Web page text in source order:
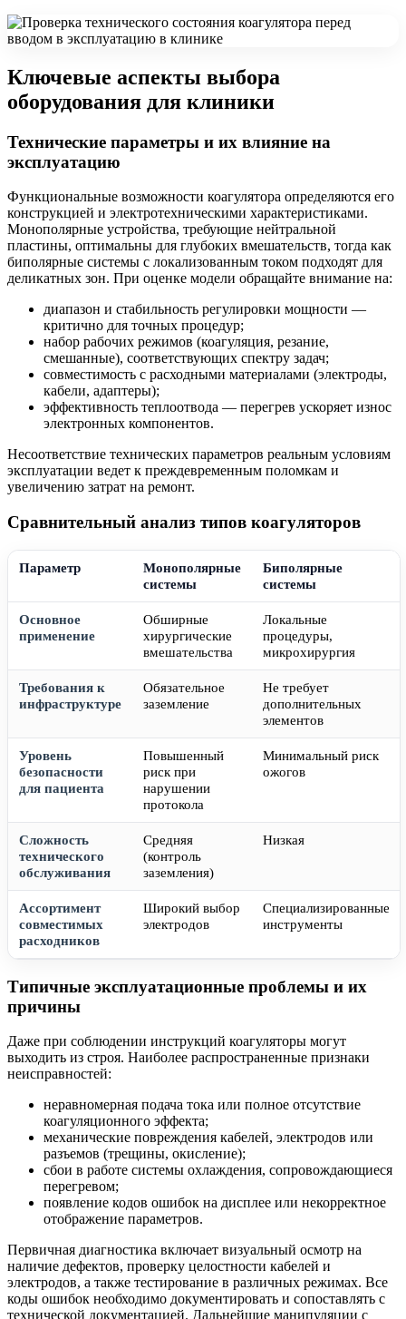
Ключевые аспекты выбора
оборудования для клиники
Технические параметры и их влияние на
эксплуатацию
Функциональные возможности коагулятора определяются его
конструкцией и электротехническими характеристиками.
Монополярные устройства, требующие нейтральной
пластины, оптимальны для глубоких вмешательств, тогда как
биполярные системы с локализованным током подходят для
деликатных зон. При оценке модели обращайте внимание на:
диапазон и стабильность регулировки мощности —
критично для точных процедур;
набор рабочих режимов (коагуляция, резание,
смешанные), соответствующих спектру задач;
совместимость с расходными материалами (электроды,
кабели, адаптеры);
эффективность теплоотвода — перегрев ускоряет износ
электронных компонентов.
Несоответствие технических параметров реальным условиям
эксплуатации ведет к преждевременным поломкам и
увеличению затрат на ремонт.
Сравнительный анализ типов коагуляторов
Параметр
Монополярные
системы
Биполярные
системы
Основное
применение
Обширные
хирургические
вмешательства
Локальные
процедуры,
микрохирургия
Требования к
инфраструктуре
Обязательное
заземление
Не требует
дополнительных
элементов
Уровень
безопасности
для пациента
Повышенный
риск при
нарушении
протокола
Минимальный риск
ожогов
Сложность
технического
обслуживания
Средняя
(контроль
заземления)
Низкая
Ассортимент
совместимых
расходников
Широкий выбор
электродов
Специализированные
инструменты
Типичные эксплуатационные проблемы и их
причины
Даже при соблюдении инструкций коагуляторы могут
выходить из строя. Наиболее распространенные признаки
неисправностей:
неравномерная подача тока или полное отсутствие
коагуляционного эффекта;
механические повреждения кабелей, электродов или
разъемов (трещины, окисление);
сбои в работе системы охлаждения, сопровождающиеся
перегревом;
появление кодов ошибок на дисплее или некорректное
отображение параметров.
Первичная диагностика включает визуальный осмотр на
наличие дефектов, проверку целостности кабелей и
электродов, а также тестирование в различных режимах. Все
коды ошибок необходимо документировать и сопоставлять с
технической документацией. Дальнейшие манипуляции с